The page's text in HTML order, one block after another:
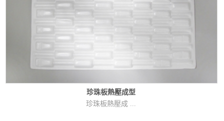
珍珠板熱壓成型
珍珠板熱壓成 ...